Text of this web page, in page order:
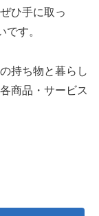
ひ手に取っ
です。
持ち物と暮らし
商品・サービス